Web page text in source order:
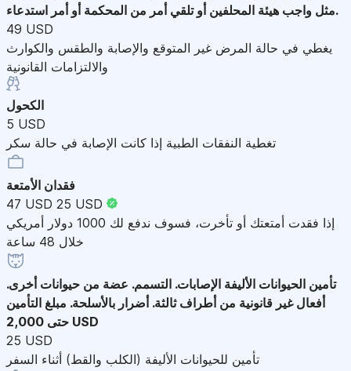
مثل واجب هيئة المحلفين أو تلقي أمر من المحكمة أو أمر استدعاء.
49 USD
يغطي في حالة المرض غير المتوقع والإصابة والطقس والكوارث
والالتزامات القانونية
الكحول
5 USD
تغطية النفقات الطبية إذا كانت الإصابة في حالة سكر
فقدان الأمتعة
47 USD 25 USD
إذا فقدت أمتعتك أو تأخرت، فسوف ندفع لك 1000 دولار أمريكي
خلال 48 ساعة
تأمين الحيوانات الأليفة الإصابات. التسمم. عضة من حيوانات أخرى.
أفعال غير قانونية من أطراف ثالثة. أضرار بالأسلحة. مبلغ التأمين
حتى 2,000 USD
25 USD
تأمين للحيوانات الأليفة (الكلب والقط) أثناء السفر